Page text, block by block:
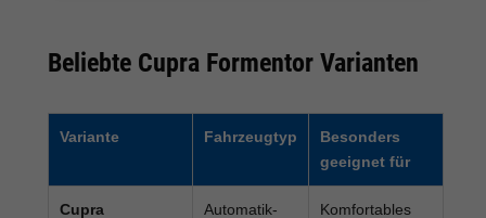
Beliebte Cupra Formentor Varianten
Variante Fahrzeugtyp
Besonders
geeignet für
Cupra Automatik- Komfortables